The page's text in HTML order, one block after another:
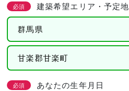
必須 建築希望エリア・予定地
必須 あなたの生年月日